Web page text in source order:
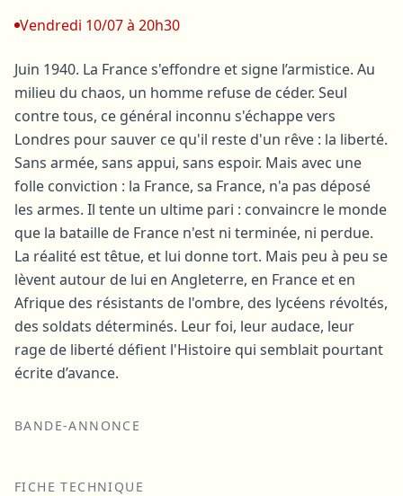
Vendredi 10/07 à 20h30
Juin 1940. La France s'effondre et signe l’armistice. Au
milieu du chaos, un homme refuse de céder. Seul
contre tous, ce général inconnu s'échappe vers
Londres pour sauver ce qu'il reste d'un rêve : la liberté.
Sans armée, sans appui, sans espoir. Mais avec une
folle conviction : la France, sa France, n'a pas déposé
les armes. Il tente un ultime pari : convaincre le monde
que la bataille de France n'est ni terminée, ni perdue.
La réalité est têtue, et lui donne tort. Mais peu à peu se
lèvent autour de lui en Angleterre, en France et en
Afrique des résistants de l'ombre, des lycéens révoltés,
des soldats déterminés. Leur foi, leur audace, leur
rage de liberté défient l'Histoire qui semblait pourtant
écrite d’avance.
BANDE-ANNONCE
FICHE TECHNIQUE